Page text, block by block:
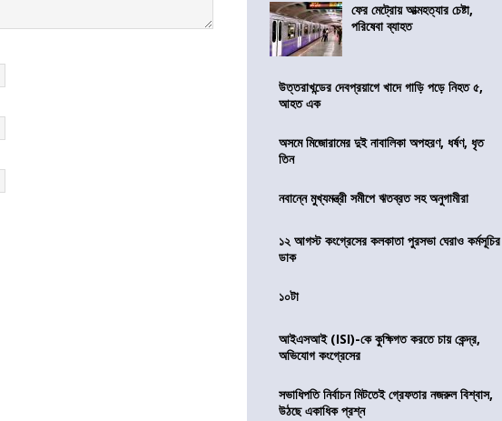
ফের মেট্রোয় আত্মহত্যার চেষ্টা,
পরিষেবা ব্যাহত
উত্তরাখন্ডের দেবপ্রয়াগে খাদে গাড়ি পড়ে নিহত ৫,
আহত এক
অসমে মিজোরামের দুই নাবালিকা অপহরণ, ধর্ষণ, ধৃত
তিন
নবান্নে মুখ্যমন্ত্রী সমীপে ঋতব্রত সহ অনুগামীরা
১২ আগস্ট কংগ্রেসের কলকাতা পুরসভা ঘেরাও কর্মসূচির
ডাক
১০টা
আইএসআই (ISI)-কে কুক্ষিগত করতে চায় কেন্দ্র,
অভিযোগ কংগ্রেসের
সভাধিপতি নির্বাচন মিটতেই গ্রেফতার নজরুল বিশ্বাস,
উঠছে একাধিক প্রশ্ন